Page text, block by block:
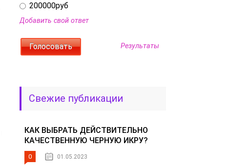
200000руб
Добавить свой ответ
Результаты
Свежие публикации
КАК ВЫБРАТЬ ДЕЙСТВИТЕЛЬНО
КАЧЕСТВЕННУЮ ЧЕРНУЮ ИКРУ?
0 01.05.2023